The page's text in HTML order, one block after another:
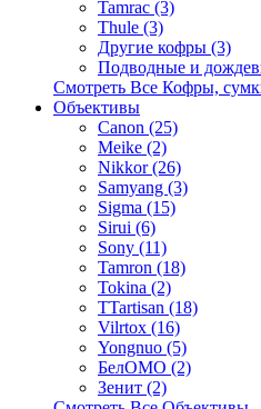
Tamrac (3)
Thule (3)
Другие кофры (3)
Подводные и
Смотреть Все Кофры,
Объективы
Canon (25)
Meike (2)
Nikkor (26)
Samyang (3)
Sigma (15)
Sirui (6)
Sony (11)
Tamron (18)
Tokina (2)
TTartisan (18)
Vilrtox (16)
Yongnuo (5)
БелOMO (2)
Зенит (2)